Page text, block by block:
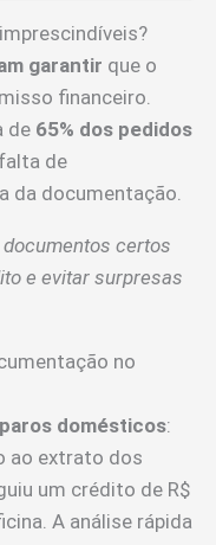
garantir que o
financeiro.
de 65% dos pedidos
de
da documentação.
certos
e evitar surpresas
no
domésticos:
ao extrato dos
um crédito de R$
A análise rápida